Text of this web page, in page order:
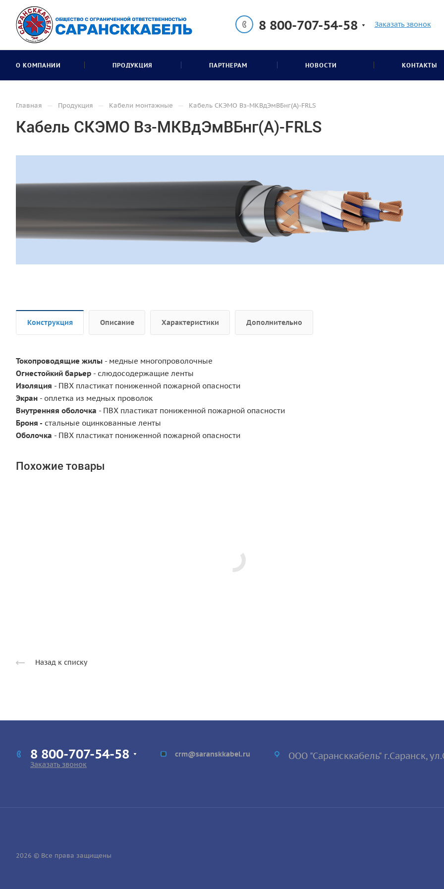
8 800-707-54-58 Заказать звонок
О КОМПАНИИ ПРОДУКЦИЯ ПАРТНЕРАМ НОВОСТИ КОНТАКТЫ
Главная — Продукция — Кабели монтажные — Кабель СКЭМО Вз-МКВдЭмВБнг(А)-FRLS
Кабель СКЭМО Вз-МКВдЭмВБнг(А)-FRLS
Конструкция Описание Характеристики Дополнительно
Токопроводящие жилы - медные многопроволочные
Огнестойкий барьер - слюдосодержащие ленты
Изоляция - ПВХ пластикат пониженной пожарной опасности
Экран - оплетка из медных проволок
Внутренняя оболочка - ПВХ пластикат пониженной пожарной опасности
Броня - стальные оцинкованные ленты
Оболочка - ПВХ пластикат пониженной пожарной опасности
Похожие товары
Назад к списку
8 800-707-54-58
Заказать звонок
crm@saranskkabel.ru ООО "Сарансккабель" г.Саранск,
2026 © Все права защищены